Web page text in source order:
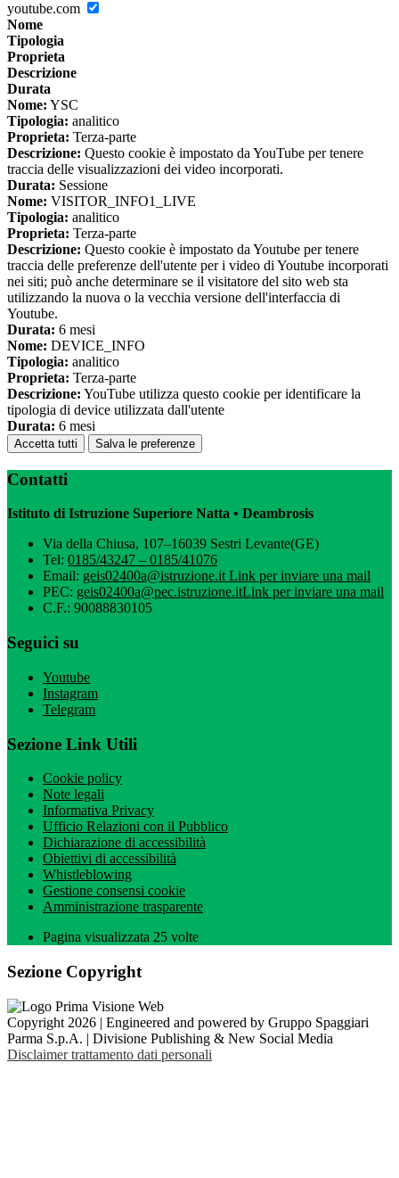
youtube.com
Nome
Tipologia
Proprieta
Descrizione
Durata
Nome: YSC
Tipologia: analitico
Proprieta: Terza-parte
Descrizione: Questo cookie è impostato da YouTube per tenere
traccia delle visualizzazioni dei video incorporati.
Durata: Sessione
Nome: VISITOR_INFO1_LIVE
Tipologia: analitico
Proprieta: Terza-parte
Descrizione: Questo cookie è impostato da Youtube per tenere
traccia delle preferenze dell'utente per i video di Youtube incorporati
nei siti; può anche determinare se il visitatore del sito web sta
utilizzando la nuova o la vecchia versione dell'interfaccia di
Youtube.
Durata: 6 mesi
Nome: DEVICE_INFO
Tipologia: analitico
Proprieta: Terza-parte
Descrizione: YouTube utilizza questo cookie per identificare la
tipologia di device utilizzata dall'utente
Durata: 6 mesi
Accetta tutti Salva le preferenze
Contatti
Istituto di Istruzione Superiore Natta • Deambrosis
Via della Chiusa, 107–16039 Sestri Levante(GE)
Tel: 0185/43247 – 0185/41076
Email: geis02400a@istruzione.itLink per inviare una mail
PEC: geis02400a@pec.istruzione.itLink per inviare una mail
C.F.: 90088830105
Seguici su
Youtube
Instagram
Telegram
Sezione Link Utili
Cookie policy
Note legali
Informativa Privacy
Ufficio Relazioni con il Pubblico
Dichiarazione di accessibilità
Obiettivi di accessibilità
Whistleblowing
Gestione consensi cookie
Amministrazione trasparente
Pagina visualizzata 25 volte
Sezione Copyright
Copyright 2026 | Engineered and powered by Gruppo Spaggiari
Parma S.p.A. | Divisione Publishing & New Social Media
Disclaimer trattamento dati personali